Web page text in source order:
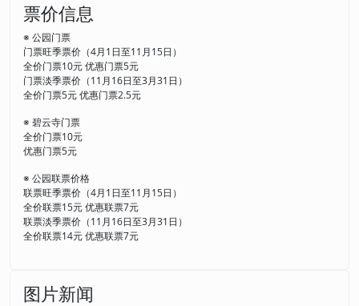
票价信息
※ 公园门票
门票旺季票价（4月1日至11月15日）
全价门票10元 优惠门票5元
门票淡季票价（11月16日至3月31日）
全价门票5元 优惠门票2.5元
※ 碧云寺门票
全价门票10元
优惠门票5元
※ 公园联票价格
联票旺季票价（4月1日至11月15日）
全价联票15元 优惠联票7元
联票淡季票价（11月16日至3月31日）
全价联票14元 优惠联票7元
图片新闻